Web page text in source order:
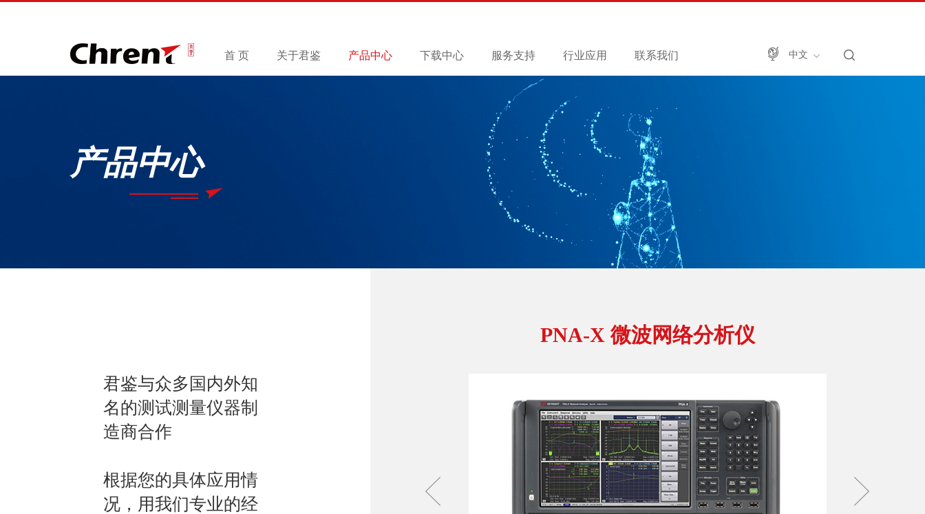
中文
首 页 关于君鉴 产品中心 下载中心 服务支持 行业应用 联系我们
产品中心
君鉴与众多国内外知
名的测试测量仪器制
造商合作
根据您的具体应用情
况，用我们专业的经
有效位数 (ENOB) 进行测量。
过全带宽和通道可升级性满足您不断变化
PNA-X 微波网络分析仪